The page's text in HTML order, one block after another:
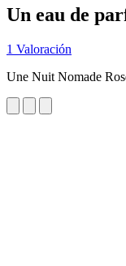
Un eau de
1 Valoración
Une Nuit Nomade